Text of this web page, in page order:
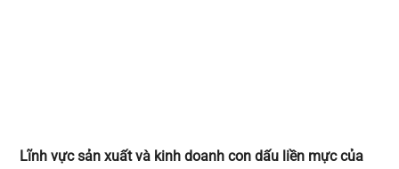
Lĩnh vực sản xuất và kinh doanh con dấu liền mực của